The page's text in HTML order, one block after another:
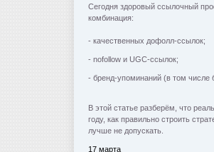
Сегодня здоровый ссылочный
комбинация:
- качественных дофолл-ссылок;
- nofollow и UGC-ссылок;
- бренд-упоминаний (в том числе
В этой статье разберём, что
году, как правильно строить
лучше не допускать.
17 марта